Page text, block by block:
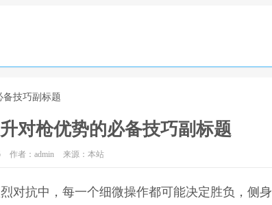
备技巧副标题
对枪优势的必备技巧副标题
作者：admin 来源：本站
对抗中，每一个细微操作都可能决定胜负，侧身